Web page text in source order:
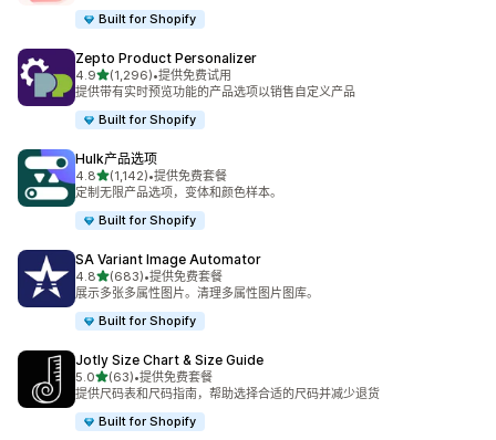
Built for Shopify
Zepto Product Personalizer
4.9星（满分 5 星）
(1,296)
总共 1296 条评论
•提供免费试用
提供带有实时预览功能的产品选项以销售自定义产品
Built for Shopify
Hulk产品选项
4.8星（满分 5 星）
(1,142)
总共 1142 条评论
•提供免费套餐
定制无限产品选项，变体和颜色样本。
Built for Shopify
SA Variant Image Automator
4.8星（满分 5 星）
(683)
总共 683 条评论
•提供免费套餐
展示多张多属性图片。清理多属性图片图库。
Built for Shopify
Jotly Size Chart & Size Guide
5.0星（满分 5 星）
(63)
总共 63 条评论
•提供免费套餐
提供尺码表和尺码指南，帮助选择合适的尺码并减少退货
Built for Shopify